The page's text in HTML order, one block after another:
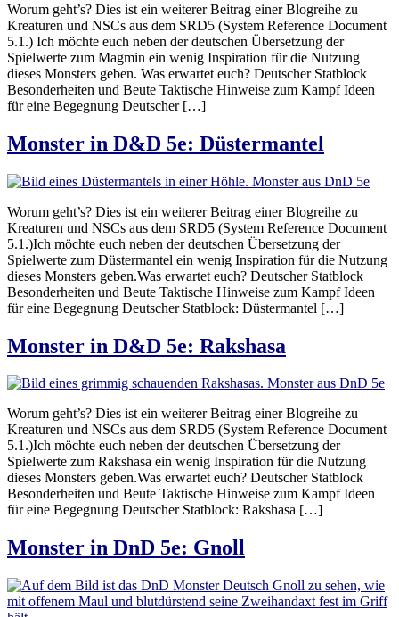
Worum geht’s? Dies ist ein weiterer Beitrag einer Blogreihe zu
Kreaturen und NSCs aus dem SRD5 (System Reference Document
5.1.) Ich möchte euch neben der deutschen Übersetzung der
Spielwerte zum Magmin ein wenig Inspiration für die Nutzung
dieses Monsters geben. Was erwartet euch? Deutscher Statblock
Besonderheiten und Beute Taktische Hinweise zum Kampf Ideen
für eine Begegnung Deutscher […]
Monster in D&D 5e: Düstermantel
Worum geht’s? Dies ist ein weiterer Beitrag einer Blogreihe zu
Kreaturen und NSCs aus dem SRD5 (System Reference Document
5.1.)Ich möchte euch neben der deutschen Übersetzung der
Spielwerte zum Düstermantel ein wenig Inspiration für die Nutzung
dieses Monsters geben.Was erwartet euch? Deutscher Statblock
Besonderheiten und Beute Taktische Hinweise zum Kampf Ideen
für eine Begegnung Deutscher Statblock: Düstermantel […]
Monster in D&D 5e: Rakshasa
Worum geht’s? Dies ist ein weiterer Beitrag einer Blogreihe zu
Kreaturen und NSCs aus dem SRD5 (System Reference Document
5.1.)Ich möchte euch neben der deutschen Übersetzung der
Spielwerte zum Rakshasa ein wenig Inspiration für die Nutzung
dieses Monsters geben.Was erwartet euch? Deutscher Statblock
Besonderheiten und Beute Taktische Hinweise zum Kampf Ideen
für eine Begegnung Deutscher Statblock: Rakshasa […]
Monster in DnD 5e: Gnoll